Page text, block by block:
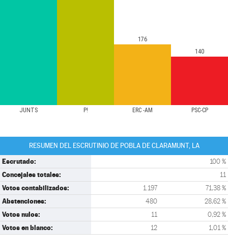
JUNTS P! ERC -AM PSC-CP
176
140
RESUMEN DEL ESCRUTINIO DE POBLA DE CLARAMUNT, LA
Escrutado: 100 %
Concejales totales: 11
Votos contabilizados: 1.197 71,38 %
Abstenciones: 480 28,62 %
Votos nulos: 11 0,92 %
Votos en blanco: 12 1,01 %